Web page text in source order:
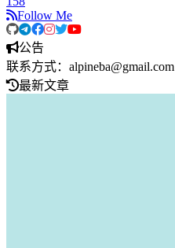
Follow Me
公告
联系方式：alpineba@gmail.com
最新文章